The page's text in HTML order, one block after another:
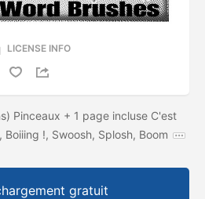
LICENSE INFO
Pinceaux + 1 page incluse C'est
!, Swoosh, Splosh, Boom
gratuit